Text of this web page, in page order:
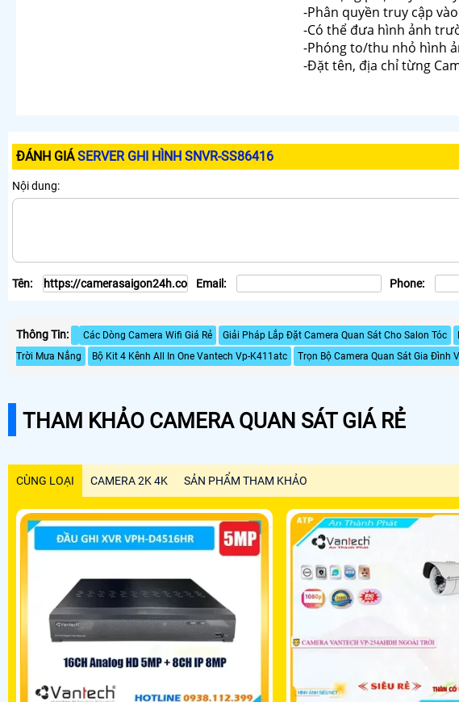
-Phân quyền truy cập
-Có thể đưa hình ảnh
-Phóng to/thu nhỏ hình
-Đặt tên, địa chỉ từng
ĐÁNH GIÁSERVER GHI HÌNH SNVR-SS86416
Nội dung:
Tên: Email: Phone:
Thông Tin: Các Dòng Camera Wifi Giá Rẻ Giải Pháp Lắp Đặt Camera Quan Sát Cho Salon Tóc
Trời Mưa Nắng
Bộ Kit 4 Kênh All In One Vantech Vp-K411atc Trọn Bộ Camera Quan Sát Gia Đình
THAM KHẢO CAMERA QUAN SÁT GIÁ RẺ
CÙNG LOẠI CAMERA 2K 4K SẢN PHẨM THAM KHẢO